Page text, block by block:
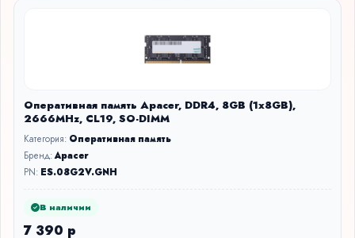
Оперативная память Apacer, DDR4, 8GB (1x8GB),
2666MHz, CL19, SO-DIMM
Категория: Оперативная память
Бренд:Apacer
PN: ES.08G2V.GNH
В наличии
7 390 р